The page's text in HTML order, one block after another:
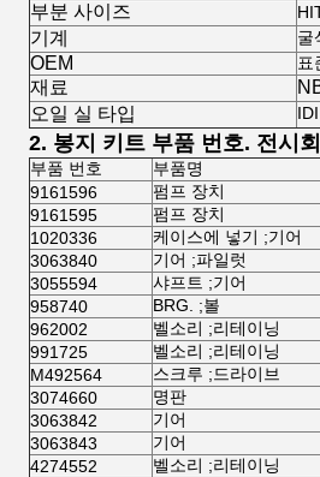
부분 사이즈
기계 굴
OEM 표
재료
오일 실 타입
2. 봉지 키트 부품 번호. 전시
부품 번호 부품명
9161596
펌프 장치
9161595
펌프 장치
1020336
케이스에 넣기 ;기어
3063840
기어 ;파일럿
3055594
샤프트 ;기어
958740
BRG. ;볼
962002
벨소리 ;리테이닝
991725
벨소리 ;리테이닝
M492564
스크루 ;드라이브
3074660
명판
3063842
기어
3063843
기어
4274552
벨소리 ;리테이닝